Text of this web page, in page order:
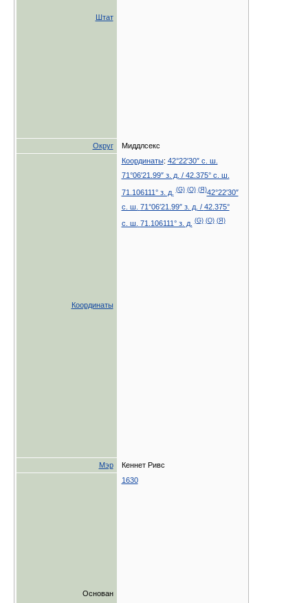
Штат
Округ Миддлсекс
Координаты
Координаты: 42°22′30″ с. ш.
71°06′21.99″ з. д. / 42.375° с. ш.
71.106111° з. д. (G) (O) (Я)42°22′30″
с. ш. 71°06′21.99″ з. д. / 42.375°
с. ш. 71.106111° з. д. (G) (O) (Я)
Мэр Кеннет Ривс
Основан
1630